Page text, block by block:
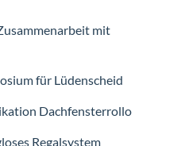
mit
für Lüdenscheid
Dachfensterrollo
Regalsystem